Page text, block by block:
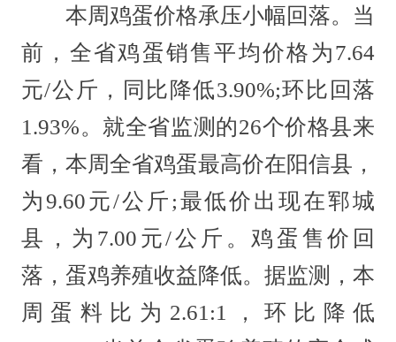
本周鸡蛋价格承压小幅回落。当
前，全省鸡蛋销售平均价格为7.64
元/公斤，同比降低3.90%;环比回落
1.93%。就全省监测的26个价格县来
看，本周全省鸡蛋最高价在阳信县，
为9.60元/公斤;最低价出现在郓城
县，为7.00元/公斤。鸡蛋售价回
落，蛋鸡养殖收益降低。据监测，本
周蛋料比为2.61:1，环比降低